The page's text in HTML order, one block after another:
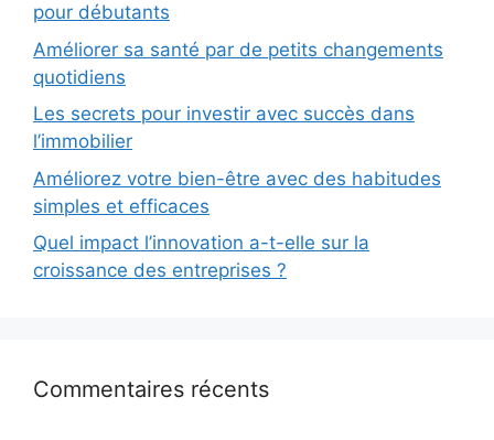
pour débutants
Améliorer sa santé par de petits changements
quotidiens
Les secrets pour investir avec succès dans
l’immobilier
Améliorez votre bien-être avec des habitudes
simples et efficaces
Quel impact l’innovation a-t-elle sur la
croissance des entreprises ?
Commentaires récents